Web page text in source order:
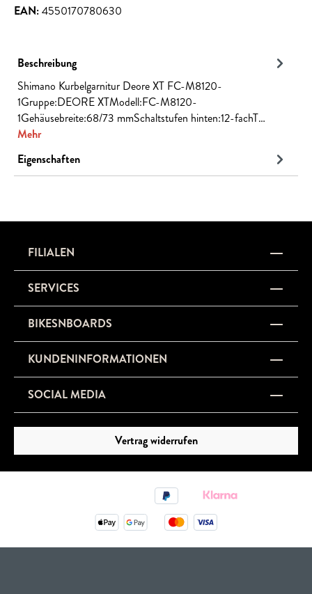
EAN:4550170780630
Beschreibung
Shimano Kurbelgarnitur Deore XT FC-M8120-
1Gruppe:DEORE XTModell:FC-M8120-
1Gehäusebreite:68/73 mmSchaltstufen hinten:12-fachT…
Mehr
Eigenschaften
FILIALEN
SERVICES
BIKESNBOARDS
KUNDENINFORMATIONEN
SOCIAL MEDIA
Vertrag widerrufen